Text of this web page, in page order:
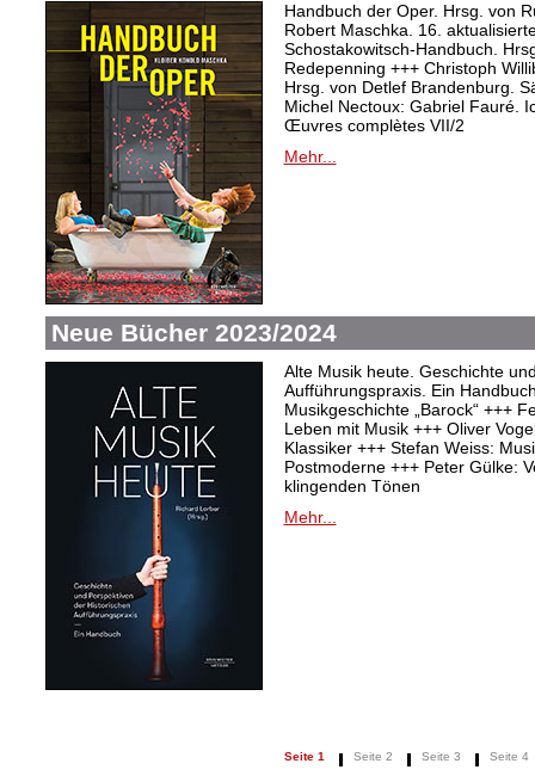
Handbuch der Oper. Hrsg. von
Robert Maschka. 16.
Schostakowitsch-Handbuch.
Redepenning +++ Christoph
Hrsg. von Detlef Brandenburg.
Michel Nectoux: Gabriel Fauré.
Œuvres complètes VII/2
Mehr...
Neue Bücher 2023/2024
Alte Musik heute. Geschichte
Aufführungspraxis. Ein
Musikgeschichte „Barock“ +++
Leben mit Musik +++ Oliver
Klassiker +++ Stefan Weiss:
Postmoderne +++ Peter Gülke:
klingenden Tönen
Mehr...
Seite 1 Seite 2 Seite 3 Seite 4